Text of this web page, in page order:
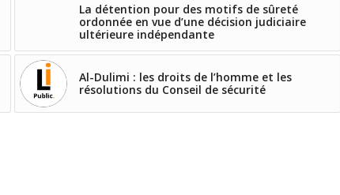
La détention pour des motifs de sûreté
ordonnée en vue d’une décision judiciaire
ultérieure indépendante
Al-Dulimi : les droits de l’homme et les
résolutions du Conseil de sécurité